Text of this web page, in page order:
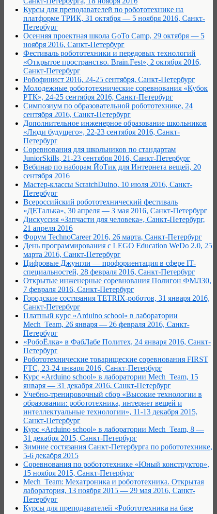
Курсы для преподавателей по робототехнике на
платформе ТРИК, 31 октября — 5 ноября 2016, Санкт-
Петербург
Осенняя проектная школа GoTo Camp, 29 октября — 5
ноября 2016, Санкт-Петербург
Фестиваль робототехники и передовых технологий
«Открытое пространство. Brain.Fest», 2 октября 2016,
Санкт-Петербург
Робофинист 2016, 24-25 сентября, Санкт-Петербург
Молодежные робототехнические соревнования «Кубок
РТК», 24-25 сентября 2016, Санкт-Петербург
Симпозиум по образовательной робототехнике, 24
сентября 2016, Санкт-Петербург
Дополнительное инженерное образование школьников
«Люди будущего», 22-23 сентября 2016, Санкт-
Петербург
Соревнования для школьников по стандартам
JuniorSkills, 21-23 сентября 2016, Санкт-Петербург
Вебинар по наборам ЙоТик для Интернета вещей, 20
сентября 2016
Мастер-классы ScratchDuino, 10 июля 2016, Санкт-
Петербург
Всероссийский робототехнический фестиваль
«ДЕТалька», 30 апреля — 3 мая 2016, Санкт-Петербург
Дискуссия «Запчасти для человека», Санкт-Петербург,
21 апреля 2016
Форум TechnoCareer 2016, 26 марта, Санкт-Петербург
День программирования с LEGO Education WeDo 2.0, 25
марта 2016, Санкт-Петербург
Цифровые Джунгли — профориентация в сфере IT-
специальностей, 28 февраля 2016, Санкт-Петербург
Открытые инженерные соревнования Полигон ФМЛ30,
7 февраля 2016, Санкт-Петербург
Городские состязания TETRIX-роботов, 31 января 2016,
Санкт-Петербург
Платный курс «Arduino school» в лаборатории
Mech_Team, 26 января — 26 февраля 2016, Санкт-
Петербург
«РобоЁлка» в ФабЛабе Политех, 24 января 2016, Санкт-
Петербург
Робототехнические товарищеские соревнования FIRST
FTC, 23-24 января 2016, Санкт-Петербург
Курс «Arduino school» в лаборатории Mech_Team, 15
января — 31 декабря 2016, Санкт-Петербург
Учебно-тренировочный сбор «Высокие технологии в
образовании: робототехника, интернет вещей и
интеллектуальные технологии», 11-13 декабря 2015,
Санкт-Петербург
Курс «Arduino school» в лаборатории Mech_Team, 8 —
31 декабря 2015, Санкт-Петербург
Зимние состязания Санкт-Петербурга по робототехнике,
5-6 декабря 2015
Соревнования по робототехнике «Юный конструктор»,
15 ноября 2015, Санкт-Петербург
Mech_Team: Мехатроника и робототехника. Открытая
лаборатория, 13 ноября 2015 — 29 мая 2016, Санкт-
Петербург
Курсы для преподавателей «Робототехника на базе